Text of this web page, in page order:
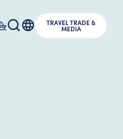
TRAVEL TRADE &
MEDIA